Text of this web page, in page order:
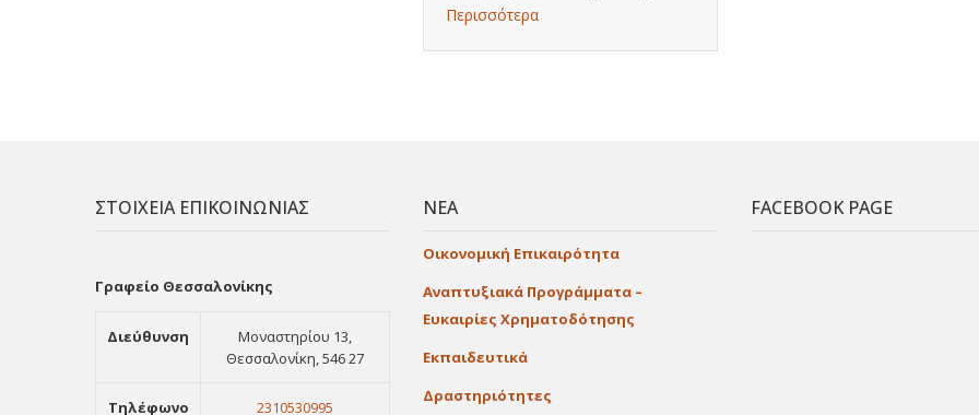
Περισσότερα
ΣΤΟΙΧΕΙΑ ΕΠΙΚΟΙΝΩΝΙΑΣ
Γραφείο Θεσσαλονίκης
Διεύθυνση
Μοναστηρίου 13,
Θεσσαλονίκη, 546 27
Τηλέφωνο 2310530995
ΝΕΑ
Οικονομική Επικαιρότητα
Αναπτυξιακά Προγράμματα –
Ευκαιρίες Χρηματοδότησης
Εκπαιδευτικά
Δραστηριότητες
FACEBOOK PAGE